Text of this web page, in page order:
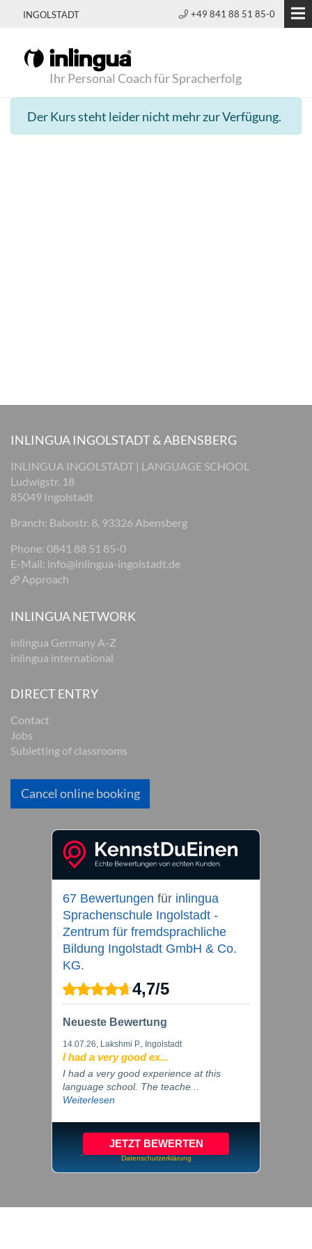
INGOLSTADT +49 841 88 51 85-0
Ihr Personal Coach für Spracherfolg
Der Kurs steht leider nicht mehr zur Verfügung.
INLINGUA INGOLSTADT & ABENSBERG
INLINGUA INGOLSTADT | LANGUAGE SCHOOL
Ludwigstr. 18
85049 Ingolstadt
Branch: Babostr. 8, 93326 Abensberg
Phone: 0841 88 51 85-0
E-Mail: info@inlingua-ingolstadt.de
Approach
INLINGUA NETWORK
inlingua Germany A-Z
inlingua international
DIRECT ENTRY
Contact
Jobs
Subletting of classrooms
Cancel online booking
67 Bewertungen für inlingua
Sprachenschule Ingolstadt -
Zentrum für fremdsprachliche
Bildung Ingolstadt GmbH & Co.
KG.
4,7/5
Neueste Bewertung
14.07.26, Lakshmi P., Ingolstadt
I had a very good ex...
I had a very good experience at this
language school. The teache...
Weiterlesen
JETZT BEWERTEN
Datenschutzerklärung